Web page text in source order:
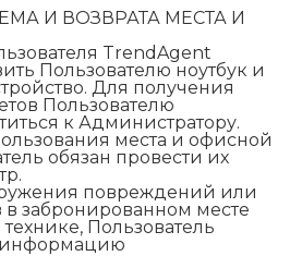
И ВОЗВРАТА МЕСТА И
TrendAgent
Пользователю ноутбук и
Для получения
Пользователю
к Администратору.
места и офисной
обязан провести их
повреждений или
в забронированном месте
Пользователь
информацию